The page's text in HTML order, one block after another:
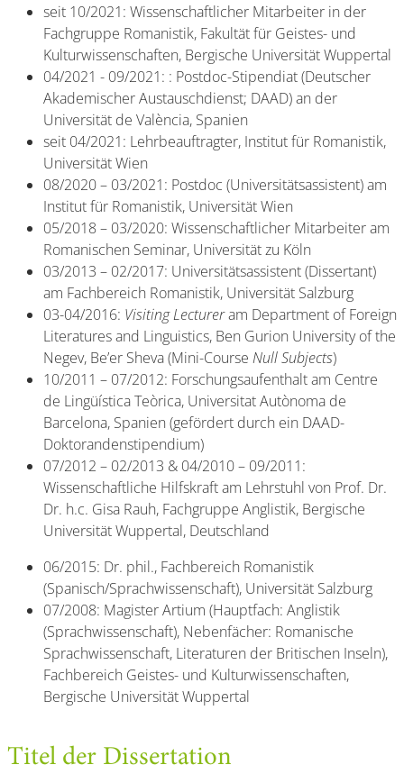
seit 10/2021: Wissenschaftlicher Mitarbeiter in der
Fachgruppe Romanistik, Fakultät für Geistes- und
Kulturwissenschaften, Bergische Universität Wuppertal
04/2021 - 09/2021: : Postdoc-Stipendiat (Deutscher
Akademischer Austauschdienst; DAAD) an der
Universität de València, Spanien
seit 04/2021: Lehrbeauftragter, Institut für Romanistik,
Universität Wien
08/2020 – 03/2021: Postdoc (Universitätsassistent) am
Institut für Romanistik, Universität Wien
05/2018 – 03/2020: Wissenschaftlicher Mitarbeiter am
Romanischen Seminar, Universität zu Köln
03/2013 – 02/2017: Universitätsassistent (Dissertant)
am Fachbereich Romanistik, Universität Salzburg
03-04/2016: Visiting Lectureram Department of Foreign
Literatures and Linguistics, Ben Gurion University of the
Negev, Be’er Sheva (Mini-Course Null Subjects)
10/2011 – 07/2012: Forschungsaufenthalt am Centre
de Lingüística Teòrica, Universitat Autònoma de
Barcelona, Spanien (gefördert durch ein DAAD-
Doktorandenstipendium)
07/2012 – 02/2013 & 04/2010 – 09/2011:
Wissenschaftliche Hilfskraft am Lehrstuhl von Prof. Dr.
Dr. h.c. Gisa Rauh, Fachgruppe Anglistik, Bergische
Universität Wuppertal, Deutschland
06/2015: Dr. phil., Fachbereich Romanistik
(Spanisch/Sprachwissenschaft), Universität Salzburg
07/2008: Magister Artium (Hauptfach: Anglistik
(Sprachwissenschaft), Nebenfächer: Romanische
Sprachwissenschaft, Literaturen der Britischen Inseln),
Fachbereich Geistes- und Kulturwissenschaften,
Bergische Universität Wuppertal
Titel der Dissertation